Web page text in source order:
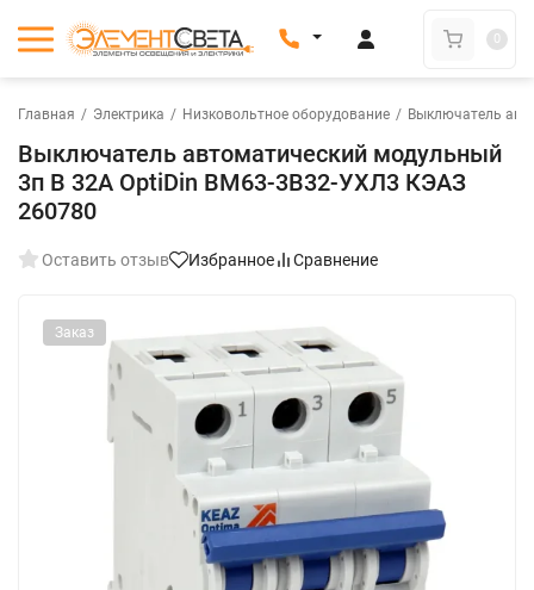
0
Главная / Электрика / Низковольтное оборудование / Выключатель
Выключатель автоматический модульный
3п B 32А OptiDin BM63-3B32-УХЛ3 КЭАЗ
260780
Оставить отзыв Избранное Сравнение
Заказ